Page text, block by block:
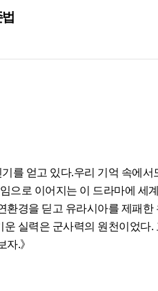
를 얻고 있다.우리 기억 속에서
으로 이어지는 이 드라마에 세
환경을 딛고 유라시아를 제패한
실력은 군사력의 원천이었다.
.》